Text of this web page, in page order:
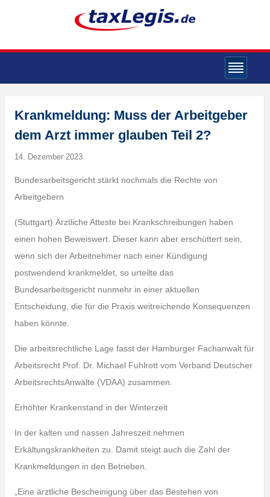
Krankmeldung: Muss der Arbeitgeber
dem Arzt immer glauben Teil 2?
14. Dezember 2023
Bundesarbeitsgericht stärkt nochmals die Rechte von
Arbeitgebern
(Stuttgart) Ärztliche Atteste bei Krankschreibungen haben
einen hohen Beweiswert. Dieser kann aber erschüttert sein,
wenn sich der Arbeitnehmer nach einer Kündigung
postwendend krankmeldet, so urteilte das
Bundesarbeitsgericht nunmehr in einer aktuellen
Entscheidung, die für die Praxis weitreichende Konsequenzen
haben könnte.
Die arbeitsrechtliche Lage fasst der Hamburger Fachanwalt für
Arbeitsrecht Prof. Dr. Michael Fuhlrott vom Verband Deutscher
ArbeitsrechtsAnwälte (VDAA) zusammen.
Erhöhter Krankenstand in der Winterzeit
In der kalten und nassen Jahreszeit nehmen
Erkältungskrankheiten zu. Damit steigt auch die Zahl der
Krankmeldungen in den Betrieben.
„Eine ärztliche Bescheinigung über das Bestehen von